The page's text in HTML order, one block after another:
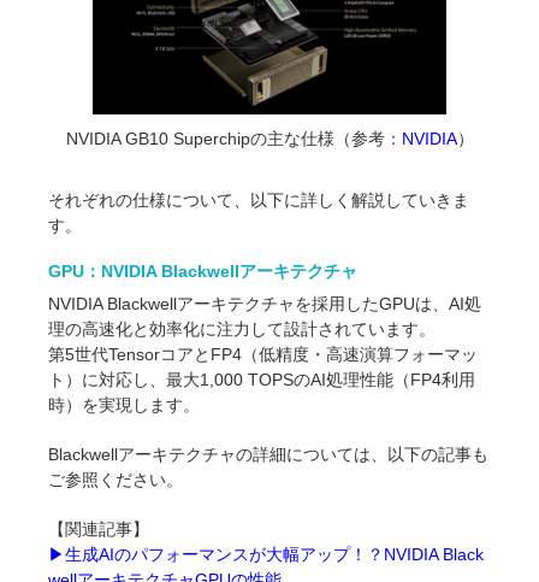
NVIDIA GB10 Superchipの主な仕様（参考： NVIDIA）
それぞれの仕様について、以下に詳しく解説していきま
す。
GPU：NVIDIA Blackwellアーキテクチャ
NVIDIA Blackwellアーキテクチャを採用したGPUは、AI処
理の高速化と効率化に注力して設計されています。
第5世代TensorコアとFP4（低精度・高速演算フォーマッ
ト）に対応し、最大1,000 TOPSのAI処理性能（FP4利用
時）を実現します。
Blackwellアーキテクチャの詳細については、以下の記事も
ご参照ください。
【関連記事】
▶︎生成AIのパフォーマンスが大幅アップ！？NVIDIA Black